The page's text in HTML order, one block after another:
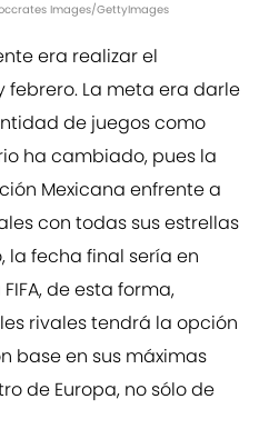
Images/GettyImages
era realizar el
febrero. La meta era darle
de juegos como
ha cambiado, pues la
Mexicana enfrente a
con todas sus estrellas
la fecha final sería en
de esta forma,
rivales tendrá la opción
base en sus máximas
de Europa, no sólo de